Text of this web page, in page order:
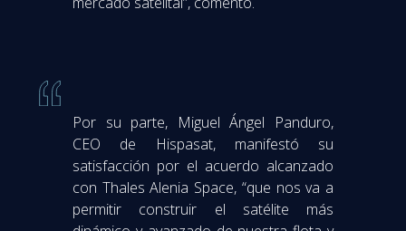
Por su parte, Miguel Ángel Panduro,
CEO de Hispasat, manifestó su
satisfacción por el acuerdo alcanzado
con Thales Alenia Space, “que nos va a
permitir construir el satélite más